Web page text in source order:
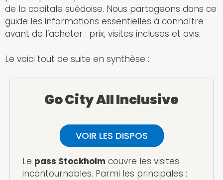
de la capitale suédoise. Nous partageons dans ce
guide les informations essentielles à connaître
avant de l’acheter : prix, visites incluses et avis.
Le voici tout de suite en synthèse :
Go City All Inclusive
VOIR LES DISPOS
Le pass Stockholm couvre les visites
incontournables. Parmi les principales :